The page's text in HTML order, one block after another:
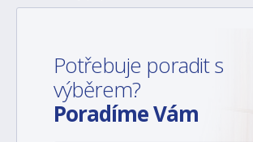
Potřebuje poradit s
výběrem?
Poradíme Vám